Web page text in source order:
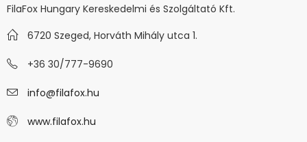
FilaFox Hungary Kereskedelmi és Szolgáltató Kft.
6720 Szeged, Horváth Mihály utca 1.
+36 30/777-9690
info@filafox.hu
www.filafox.hu